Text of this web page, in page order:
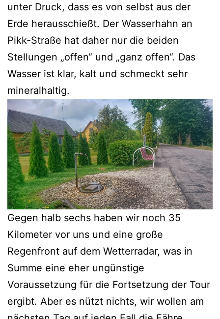
unter Druck, dass es von selbst aus der
Erde herausschießt. Der Wasserhahn an
Pikk-Straße hat daher nur die beiden
Stellungen „offen“ und „ganz offen“. Das
Wasser ist klar, kalt und schmeckt sehr
mineralhaltig.
Gegen halb sechs haben wir noch 35
Kilometer vor uns und eine große
Regenfront auf dem Wetterradar, was in
Summe eine eher ungünstige
Voraussetzung für die Fortsetzung der Tour
ergibt. Aber es nützt nichts, wir wollen am